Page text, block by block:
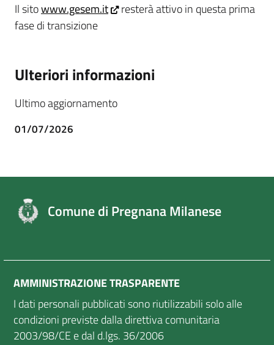
Il sitowww.gesem.it
resterà attivo in questa prima
fase di transizione
Ulteriori informazioni
Ultimo aggiornamento
01/07/2026
Comune di Pregnana Milanese
AMMINISTRAZIONE TRASPARENTE
I dati personali pubblicati sono riutilizzabili solo alle
condizioni previste dalla direttiva comunitaria
2003/98/CE e dal d.lgs. 36/2006